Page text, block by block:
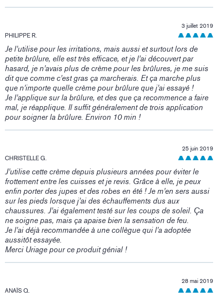
PHILIPPE R.
3 juillet 2019
Je l'utilise pour les irritations, mais aussi et surtout lors de
petite brûlure, elle est très efficace, et je l'ai découvert par
hasard, je n'avais plus de crème pour les brûlures, je me suis
dit que comme c'est gras ça marcherais. Et ça marche plus
que n'importe quelle crème pour brûlure que j'ai essayé !
Je l'applique sur la brûlure, et des que ça recommence a faire
mal, je réapplique. Il suffit généralement de trois application
pour soigner la brûlure. Environ 10 min !
CHRISTELLE G.
25 juin 2019
J'utilise cette crème depuis plusieurs années pour éviter le
frottement entre les cuisses et je revis. Grâce à elle, je peux
enfin porter des jupes et des robes en été ! Je m'en sers aussi
sur les pieds lorsque j'ai des échauffements dus aux
chaussures. J'ai également testé sur les coups de soleil. Ça
ne soigne pas, mais ça apaise bien la sensation de feu.
Je l'ai déjà recommandée à une collègue qui l'a adoptée
aussitôt essayée.
Merci Uriage pour ce produit génial !
ANAÏS Q.
28 mai 2019